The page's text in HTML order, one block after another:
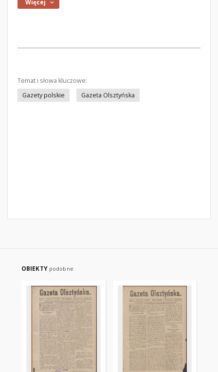
Więcej
Temat i słowa kluczowe:
Gazety polskie
Gazeta Olsztyńska
OBIEKTY podobne